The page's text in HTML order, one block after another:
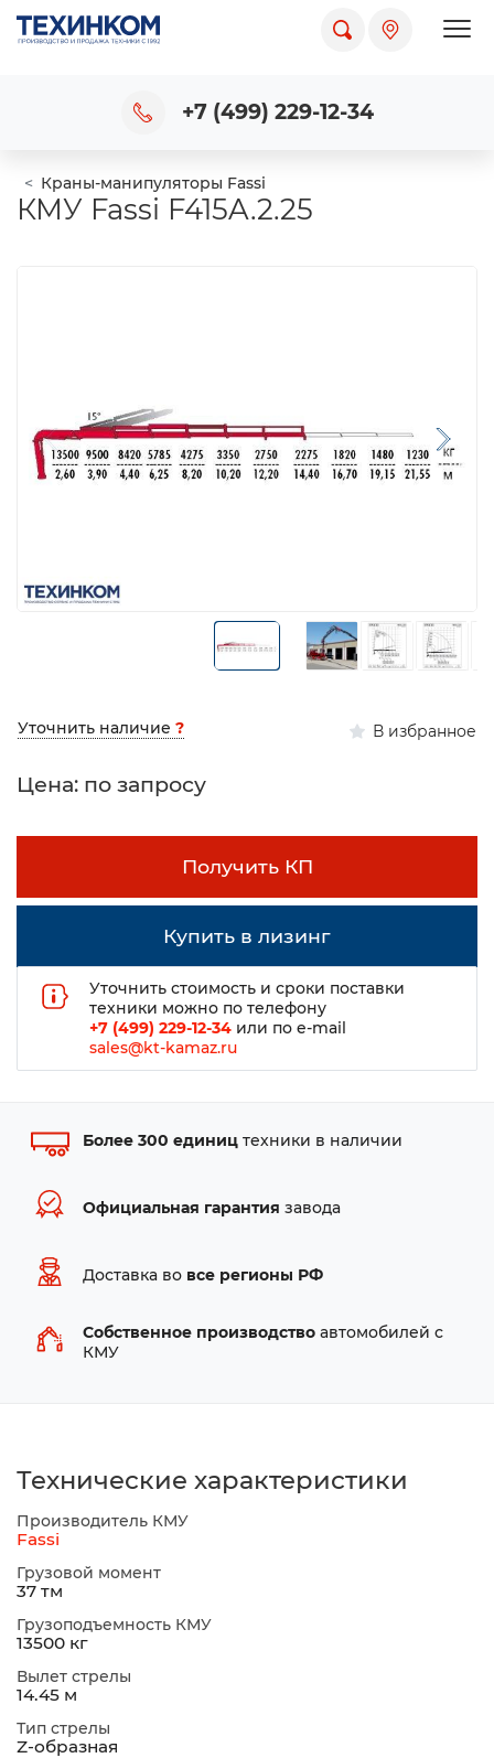
+7 (499) 229-12-34
Краны-манипуляторы Fassi
КМУ Fassi F415A.2.25
Уточнить наличие ? В избранное
Цена: по запросу
Получить КП
Купить в лизинг
Уточнить стоимость и сроки поставки
техники можно по телефону
+7 (499) 229-12-34 или по e-mail
sales@kt-kamaz.ru
Более 300 единиц техники в наличии
Официальная гарантия завода
Доставка во все регионы РФ
Собственное производство автомобилей с
КМУ
Технические характеристики
Производитель КМУ
Fassi
Грузовой момент
37 тм
Грузоподъемность КМУ
13500 кг
Вылет стрелы
14.45 м
Тип стрелы
Z-образная